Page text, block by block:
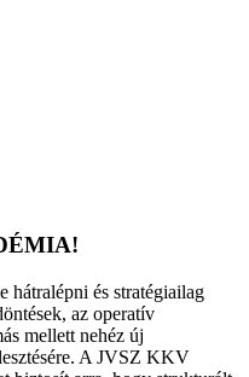
és stratégiailag
az operatív
mellett nehéz új
A JVSZ KKV